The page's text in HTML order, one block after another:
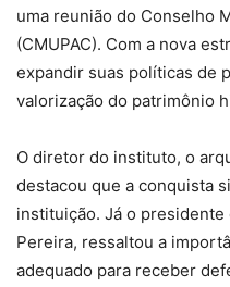
uma reunião do Conselho
(CMUPAC). Com a nova
expandir suas políticas de
valorização do patrimônio
O diretor do instituto, o
destacou que a conquista
instituição. Já o presidente
Pereira, ressaltou a
adequado para receber